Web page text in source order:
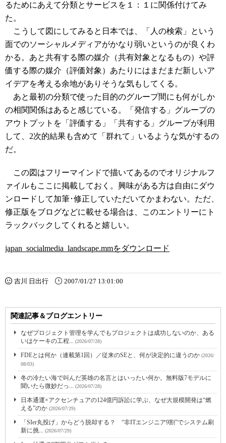
るためにあえて分類とサービスを１：１に関係付けてみ
た。
こうして図にしてみると日本では、「人の検索」という
面でのソーシャルメディアがかなり弱いというのが良くわ
かる。あと共有する際の媒介（共有対象となるもの）や評
価する際の媒介（評価対象）あたりにはまだまだ新しいア
イデアを考える余地がありそうな気もしてくる。
あと最初の分類で使った目的のグループ間にも何がしか
の相関関係はあると感じている。「発信する」グループの
アウトプットを「評価する」「共有する」グループが利用
して、2次的結果も含めて「群れて」いるような気がするの
だ。
この図はフリーマインドで描いてあるのでオリジナルフ
ァイルもここに掲載しておく。興味がある方は自由にダウ
ンロードして加筆･修正していただいてかまわない。ただ、
修正版をブログなどに載せる場合は、このエントリーにト
ラックバックしてくれると嬉しい。
japan_socialmedia_landscape.mmをダウンロード
吉川 日出行 2007/01/27 13:01:00
関連記事＆ブログエントリー
なぜプロジェクト管理を学んでもプロジェクトは成功しないのか、ある
いはケーキの工程... (2026/07/28)
FDEとは何か（連載第1回）／従来のSEと、何が決定的に違うのか (2026/
08/03)
冬の冷たい海で叫んだ英雄の名言とはいったい何か。無料版7モデルに
聞いたら微妙だっ... (2026/07/28)
日本通運×アクセンチュアの124億円訴訟に学ぶ、なぜ大規模開発は“燃
える”のか (2026/07/29)
「SIer丸投げ」からどう脱却する？ “非ITエンジニア9割”でシステム刷
新に挑... (2026/07/29)